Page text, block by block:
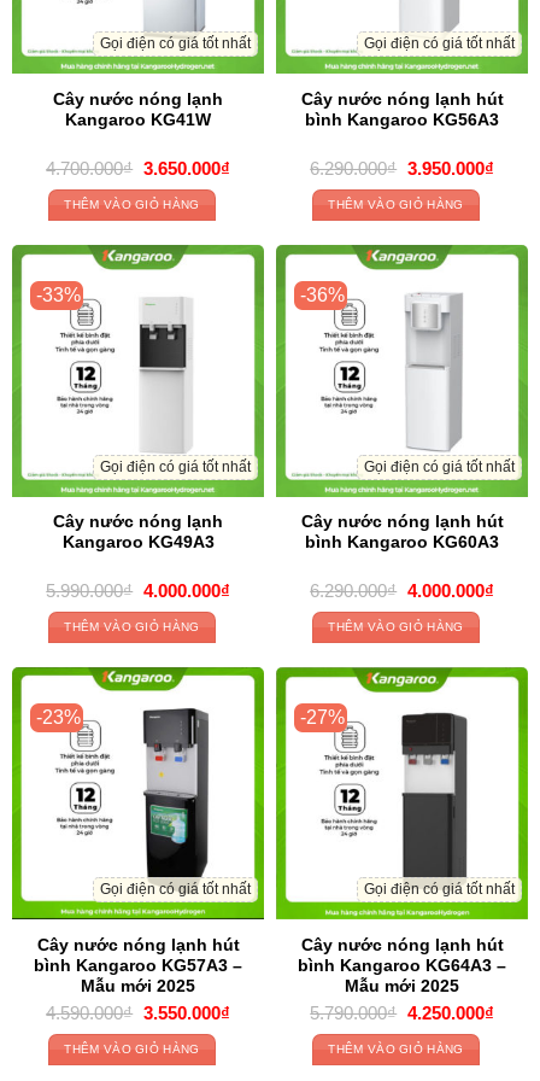
Gọi điện có giá tốt nhất
Cây nước nóng lạnh
Kangaroo KG41W
4.700.000₫ Giá
gốc
là:
4.700.000₫.
3.650.000₫Giá
THÊM VÀO GIỎ HÀNG
Gọi điện có giá tốt nhất
Cây nước nóng lạnh hút
bình Kangaroo KG56A3
6.290.000₫ Giá
gốc
là:
6.290.000₫.
3.950.000₫Giá
THÊM VÀO GIỎ HÀNG
-33%
Gọi điện có giá tốt nhất
Cây nước nóng lạnh
Kangaroo KG49A3
5.990.000₫ Giá
gốc
là:
5.990.000₫.
4.000.000₫Giá
THÊM VÀO GIỎ HÀNG
-36%
Gọi điện có giá tốt nhất
Cây nước nóng lạnh hút
bình Kangaroo KG60A3
6.290.000₫ Giá
gốc
là:
6.290.000₫.
4.000.000₫Giá
THÊM VÀO GIỎ HÀNG
-23%
Gọi điện có giá tốt nhất
Cây nước nóng lạnh hút
bình Kangaroo KG57A3 –
Mẫu mới 2025
4.590.000₫ Giá
gốc
là:
4.590.000₫.
3.550.000₫Giá
THÊM VÀO GIỎ HÀNG
-27%
Gọi điện có giá tốt nhất
Cây nước nóng lạnh hút
bình Kangaroo KG64A3 –
Mẫu mới 2025
5.790.000₫ Giá
gốc
là:
5.790.000₫.
4.250.000₫Giá
THÊM VÀO GIỎ HÀNG